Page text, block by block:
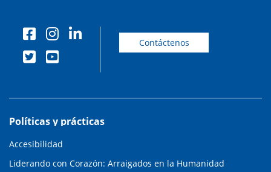
Contáctenos
Políticas y prácticas
Accesibilidad
Liderando con Corazón: Arraigados en la Humanidad